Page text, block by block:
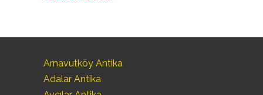
Arnavutköy Antika
Adalar Antika